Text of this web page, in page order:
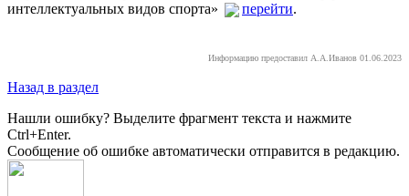
интеллектуальных видов спорта»
перейти.
Информацию предоставил А.А.Иванов 01.06.2023
Назад в раздел
Нашли ошибку? Выделите фрагмент текста и нажмите
Ctrl+Enter.
Сообщение об ошибке автоматически отправится в редакцию.